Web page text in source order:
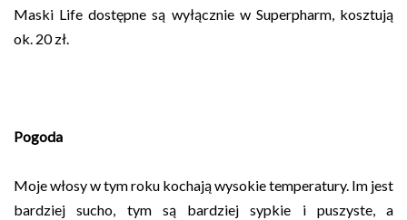
Maski Life dostępne są wyłącznie w Superpharm, kosztują
ok. 20 zł.
Pogoda
Moje włosy w tym roku kochają wysokie temperatury. Im jest
bardziej sucho, tym są bardziej sypkie i puszyste, a